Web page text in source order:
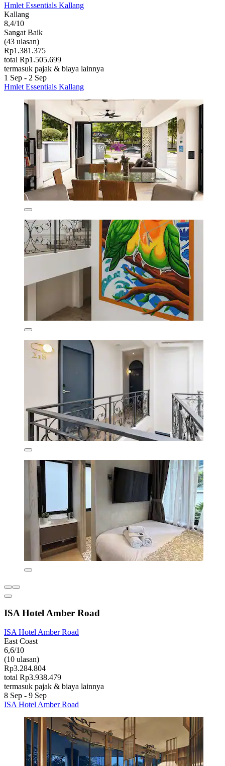
Hmlet Essentials Kallang
Kallang
8,4/10
Sangat Baik
(43 ulasan)
Rp1.381.375
total Rp1.505.699
termasuk pajak & biaya lainnya
1 Sep - 2 Sep
Hmlet Essentials Kallang
ISA Hotel Amber Road
ISA Hotel Amber Road
East Coast
6,6/10
(10 ulasan)
Rp3.284.804
total Rp3.938.479
termasuk pajak & biaya lainnya
8 Sep - 9 Sep
ISA Hotel Amber Road